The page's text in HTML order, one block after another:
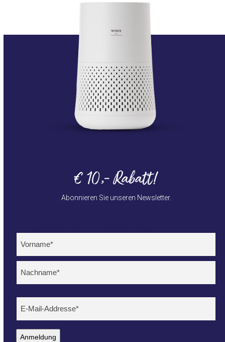
€ 10,- Rabatt!
Abonnieren Sie unseren Newsletter.
Name (erforderlich)
E-
mailadres(erforderlich)
Anmeldung